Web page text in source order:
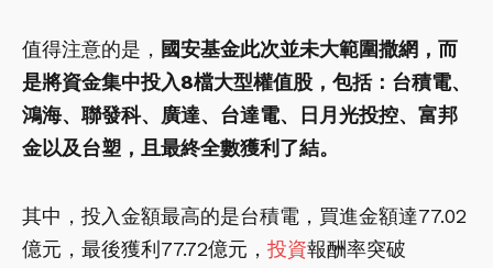
值得注意的是， 國安基金此次並未大範圍撒網，而
是將資金集中投入8檔大型權值股，包括：台積電、
鴻海、聯發科、廣達、台達電、日月光投控、富邦
金以及台塑，且最終全數獲利了結。
其中，投入金額最高的是台積電，買進金額達77.02
億元，最後獲利77.72億元， 投資報酬率突破